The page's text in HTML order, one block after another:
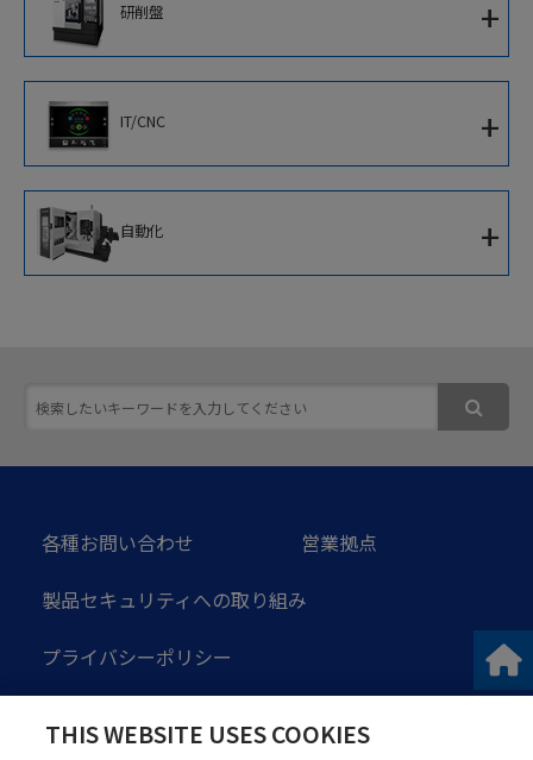
アルミホイール加工専用機
門形マシニングセンタ
研削盤 +
CNC円筒研削盤
CNC内端面研削盤
IT/CNC +
新世代知能化CNC
IoTソリューション
自動化 +
スマート加工セルコントローラ
各種お問い合わせ
営業拠点
製品セキュリティへの取り組み
プライバシーポリシー
THIS WEBSITE USES COOKIES